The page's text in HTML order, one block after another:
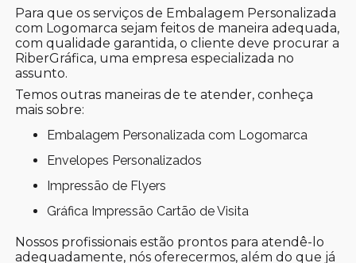
Para que os serviços de Embalagem Personalizada
com Logomarca sejam feitos de maneira adequada,
com qualidade garantida, o cliente deve procurar a
RiberGráfica, uma empresa especializada no
assunto.
Temos outras maneiras de te atender, conheça
mais sobre:
Embalagem Personalizada com Logomarca
Envelopes Personalizados
Impressão de Flyers
Gráfica Impressão Cartão de Visita
Nossos profissionais estão prontos para atendê-lo
adequadamente, nós oferecermos, além do que já